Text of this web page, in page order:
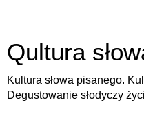
Qultura
Kultura słowa pisanego.
Degustowanie słodyczy